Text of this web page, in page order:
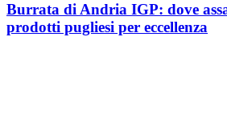
Burrata di Andria IGP: dove
prodotti pugliesi per eccellenza